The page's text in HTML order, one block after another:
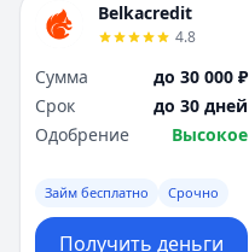
Belkacredit
4.8
Сумма
до 30 000 ₽
Срок
до 30 дней
Одобрение
Высокое
Займ бесплатно Срочно
Получить деньги